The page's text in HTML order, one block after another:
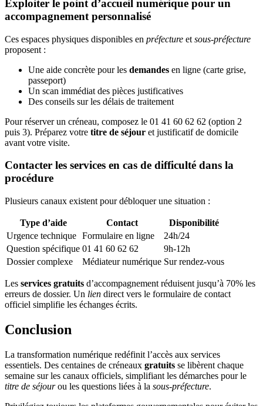
Exploiter le point d’accueil numérique pour un
accompagnement personnalisé
Ces espaces physiques disponibles en préfecture et sous-préfecture
proposent :
Une aide concrète pour les demandes en ligne (carte grise,
passeport)
Un scan immédiat des pièces justificatives
Des conseils sur les délais de traitement
Pour réserver un créneau, composez le 01 41 60 62 62 (option 2
puis 3). Préparez votre titre de séjour et justificatif de domicile
avant votre visite.
Contacter les services en cas de difficulté dans la
procédure
Plusieurs canaux existent pour débloquer une situation :
Type d’aide Contact
Disponibilité
Urgence technique Formulaire en ligne
24h/24
Question spécifique 01 41 60 62 62
9h-12h
Dossier complexe
Médiateur numérique Sur rendez-vous
Les services gratuits d’accompagnement réduisent jusqu’à 70% les
erreurs de dossier. Un lien direct vers le formulaire de contact
officiel simplifie les échanges écrits.
Conclusion
La transformation numérique redéfinit l’accès aux services
essentiels. Des centaines de créneaux gratuits se libèrent chaque
semaine sur les canaux officiels, simplifiant les démarches pour le
titre de séjourou les questions liées à la sous-préfecture.